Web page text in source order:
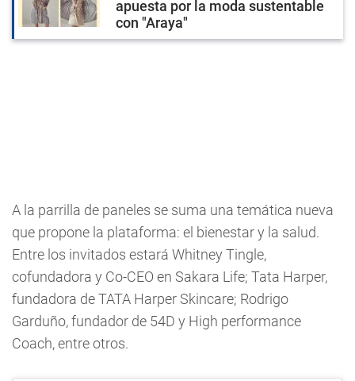
apuesta por la moda sustentable
con "Araya"
A la parrilla de paneles se suma una temática nueva
que propone la plataforma: el bienestar y la salud.
Entre los invitados estará Whitney Tingle,
cofundadora y Co-CEO en Sakara Life; Tata Harper,
fundadora de TATA Harper Skincare; Rodrigo
Garduño, fundador de 54D y High performance
Coach, entre otros.